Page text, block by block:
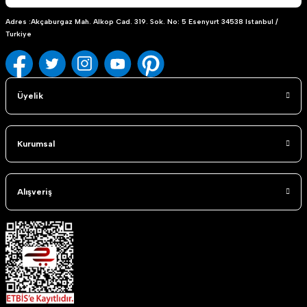
Adres :Akçaburgaz Mah. Alkop Cad. 319. Sok. No: 5 Esenyurt 34538 Istanbul /
Turkiye
Üyelik
Kurumsal
Alışveriş